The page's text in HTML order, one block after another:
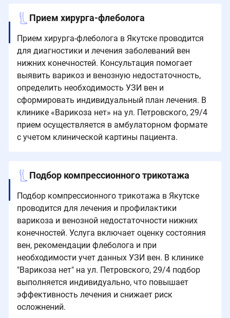
Прием хирурга-флеболога
Прием хирурга-флеболога в Якутске проводится
для диагностики и лечения заболеваний вен
нижних конечностей. Консультация помогает
выявить варикоз и венозную недостаточность,
определить необходимость УЗИ вен и
сформировать индивидуальный план лечения. В
клинике «Варикоза нет» на ул. Петровского, 29/4
прием осуществляется в амбулаторном формате
с учетом клинической картины пациента.
Подбор компрессионного трикотажа
Подбор компрессионного трикотажа в Якутске
проводится для лечения и профилактики
варикоза и венозной недостаточности нижних
конечностей. Услуга включает оценку состояния
вен, рекомендации флеболога и при
необходимости учет данных УЗИ вен. В клинике
"Варикоза нет" на ул. Петровского, 29/4 подбор
выполняется индивидуально, что повышает
эффективность лечения и снижает риск
осложнений.